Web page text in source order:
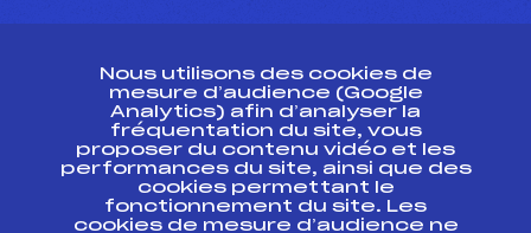
Ressources
Pass’Neige
Projet sportif fédéral
Projet de performance fédéral
Nous utilisons des cookies de
mesure d’audience (Google
Analytics) afin d’analyser la
fréquentation du site, vous
proposer du contenu vidéo et les
performances du site, ainsi que des
cookies permettant le
fonctionnement du site. Les
cookies de mesure d’audience ne